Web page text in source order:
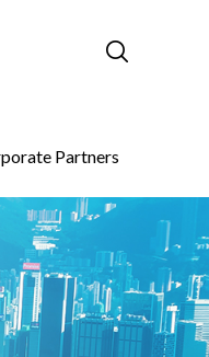
Partners